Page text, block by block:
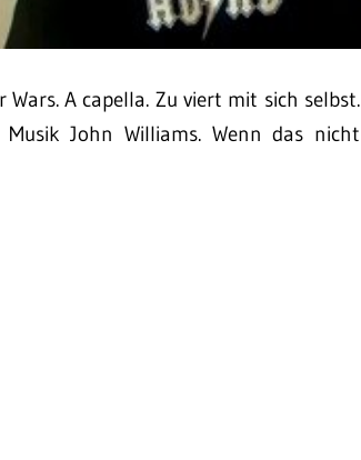
A capella. Zu viert mit sich selbst.
John Williams. Wenn das nicht